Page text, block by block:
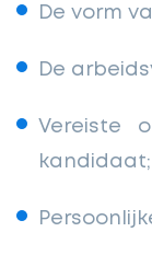
De vorm
De
Vereiste
kandidaat;